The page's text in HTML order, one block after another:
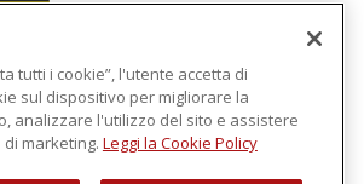
intelligenza in cloud
tutti i cookie”, l'utente accetta di
sul dispositivo per migliorare la
analizzare l'utilizzo del sito e assistere
marketing. Leggi la Cookie Policy